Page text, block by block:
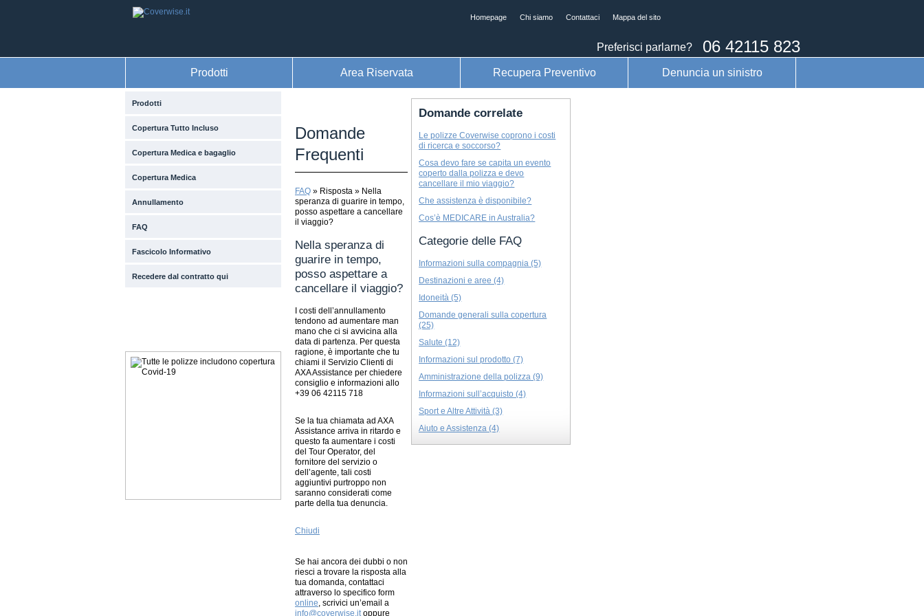
Homepage Chi siamo Contattaci Mappa del sito
06 42115 823
Preferisci parlarne?
Prodotti Area Riservata Recupera Preventivo Denuncia un sinistro
Prodotti
Copertura Tutto Incluso
Copertura Medica e bagaglio
Copertura Medica
Annullamento
FAQ
Fascicolo Informativo
Recedere dal contratto qui
Domande
Frequenti
FAQ » Risposta » Nella
speranza di guarire in tempo,
posso aspettare a cancellare
il viaggio?
Nella speranza di
guarire in tempo,
posso aspettare a
cancellare il viaggio?
I costi dell’annullamento
tendono ad aumentare man
mano che ci si avvicina alla
data di partenza. Per questa
ragione, è importante che tu
chiami il Servizio Clienti di
AXA Assistance per chiedere
consiglio e informazioni allo
+39 06 42115 718
Se la tua chiamata ad AXA
Assistance arriva in ritardo e
questo fa aumentare i costi
del Tour Operator, del
fornitore del servizio o
dell’agente, tali costi
aggiuntivi purtroppo non
saranno considerati come
parte della tua denuncia.
Chiudi
Se hai ancora dei dubbi o non
riesci a trovare la risposta alla
tua domanda, contattaci
attraverso lo specifico form
online, scrivici un’email a
info@coverwise.itoppure
Domande correlate
Le polizze Coverwise coprono i costi
di ricerca e soccorso?
Cosa devo fare se capita un evento
coperto dalla polizza e devo
cancellare il mio viaggio?
Che assistenza è disponibile?
Cos’è MEDICARE in Australia?
Categorie delle FAQ
Informazioni sulla compagnia (5)
Destinazioni e aree (4)
Idoneità (5)
Domande generali sulla copertura
(25)
Salute (12)
Informazioni sul prodotto (7)
Amministrazione della polizza (9)
Informazioni sull’acquisto (4)
Sport e Altre Attività (3)
Aiuto e Assistenza (4)